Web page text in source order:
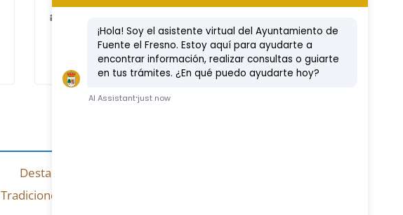
Destacado
Tradiciones